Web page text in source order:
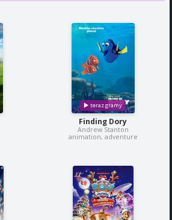
Finding Dory
Andrew Stanton
animation, adventure